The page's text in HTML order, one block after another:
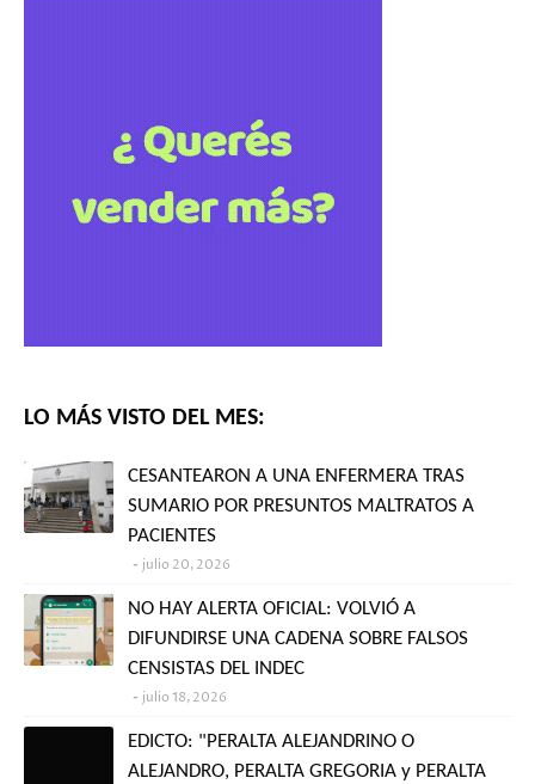
LO MÁS VISTO DEL MES:
CESANTEARON A UNA ENFERMERA TRAS
SUMARIO POR PRESUNTOS MALTRATOS A
PACIENTES
julio 20, 2026
NO HAY ALERTA OFICIAL: VOLVIÓ A
DIFUNDIRSE UNA CADENA SOBRE FALSOS
CENSISTAS DEL INDEC
julio 18, 2026
EDICTO: "PERALTA ALEJANDRINO O
ALEJANDRO, PERALTA GREGORIA y PERALTA